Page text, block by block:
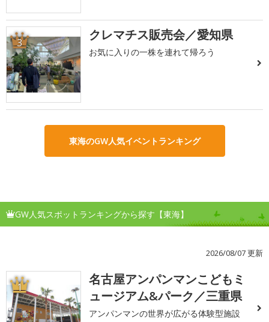
3 クレマチス販売会／愛知県
お気に入りの一株を連れて帰ろう
東海のGW人気イベントランキング
GW人気スポットランキングから探す【東海】
2026/08/07 更新
1
名古屋アンパンマンこどもミ
ュージアム&パーク／三重県
アンパンマンの世界が広がる体験型施設